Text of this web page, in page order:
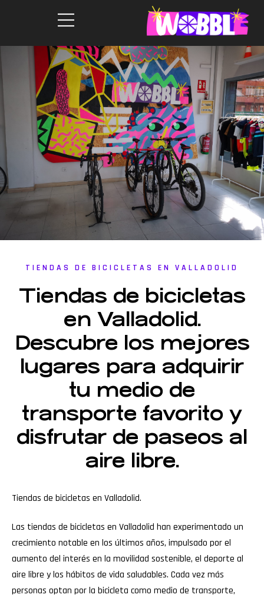
TIENDAS DE BICICLETAS EN VALLADOLID
Tiendas de bicicletas
en Valladolid.
Descubre los mejores
lugares para adquirir
tu medio de
transporte favorito y
disfrutar de paseos al
aire libre.
Tiendas de bicicletas en Valladolid.
Las tiendas de bicicletas en Valladolid han experimentado un
crecimiento notable en los últimos años, impulsado por el
aumento del interés en la movilidad sostenible, el deporte al
aire libre y los hábitos de vida saludables. Cada vez más
personas optan por la bicicleta como medio de transporte,